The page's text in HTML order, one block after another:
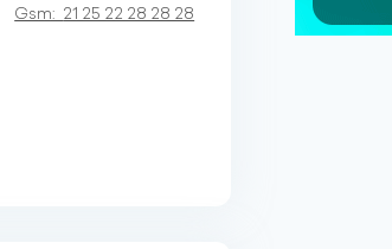
Gsm: 21 25 22 28 28 28